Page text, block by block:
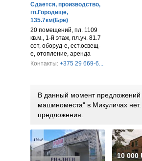
Сдается, производство,
гп.Городище,
135.7км(Бре)
20 помещений, пл. 1109
кв.м., 1-й этаж, пл.уч. 81.7
сот, оборуд-е, ест.освещ-
е, отопление, аренда
Контакты: +375 29 669-6...
В данный момент
машиноместа" в Микуличах
предложения.
10 000